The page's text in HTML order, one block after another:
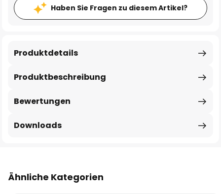
Haben Sie Fragen zu diesem Artikel?
Produktbeschreibung
Produktdetails
Bewertungen
Downloads
Ähnliche Kategorien